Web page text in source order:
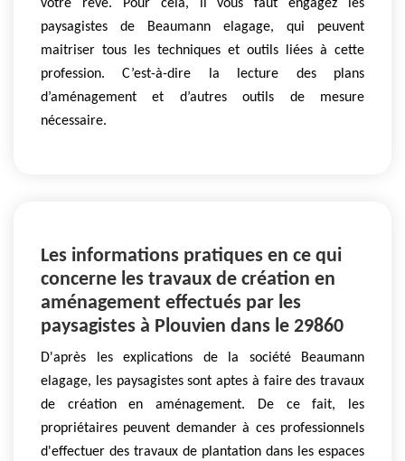
votre rêve. Pour cela, il vous faut engagez les
paysagistes de Beaumann elagage, qui peuvent
maitriser tous les techniques et outils liées à cette
profession. C’est-à-dire la lecture des plans
d’aménagement et d’autres outils de mesure
nécessaire.
Les informations pratiques en ce qui
concerne les travaux de création en
aménagement effectués par les
paysagistes à Plouvien dans le 29860
D'après les explications de la société Beaumann
elagage, les paysagistes sont aptes à faire des travaux
de création en aménagement. De ce fait, les
propriétaires peuvent demander à ces professionnels
d'effectuer des travaux de plantation dans les espaces